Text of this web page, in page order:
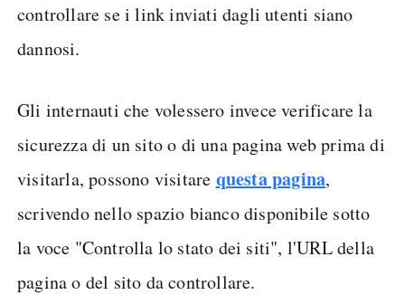
controllare se i link inviati dagli utenti siano
dannosi.
Gli internauti che volessero invece verificare la
sicurezza di un sito o di una pagina web prima di
visitarla, possono visitare questa pagina,
scrivendo nello spazio bianco disponibile sotto
la voce "Controlla lo stato dei siti", l'URL della
pagina o del sito da controllare.